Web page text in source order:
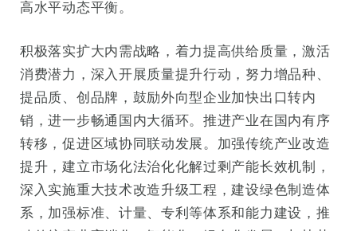
高水平动态平衡。
积极落实扩大内需战略，着力提高供给质量，激活
消费潜力，深入开展质量提升行动，努力增品种、
提品质、创品牌，鼓励外向型企业加快出口转内
销，进一步畅通国内大循环。推进产业在国内有序
转移，促进区域协同联动发展。加强传统产业改造
提升，建立市场化法治化化解过剩产能长效机制，
深入实施重大技术改造升级工程，建设绿色制造体
系，加强标准、计量、专利等体系和能力建设，推